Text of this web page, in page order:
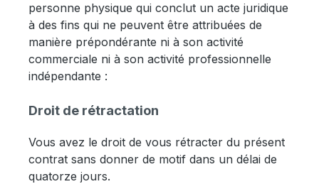
personne physique qui conclut un acte juridique
à des fins qui ne peuvent être attribuées de
manière prépondérante ni à son activité
commerciale ni à son activité professionnelle
indépendante :
Droit de rétractation
Vous avez le droit de vous rétracter du présent
contrat sans donner de motif dans un délai de
quatorze jours.